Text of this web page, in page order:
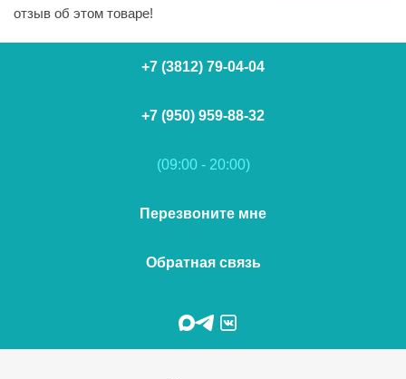
отзыв об этом товаре!
+7 (3812) 79-04-04
+7 (950) 959-88-32
(09:00 - 20:00)
Перезвоните мне
Обратная связь